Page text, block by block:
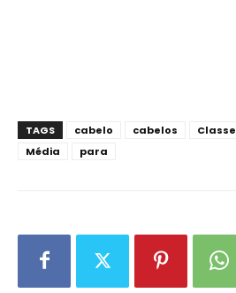
TAGS cabelo cabelos Classe
Média
para